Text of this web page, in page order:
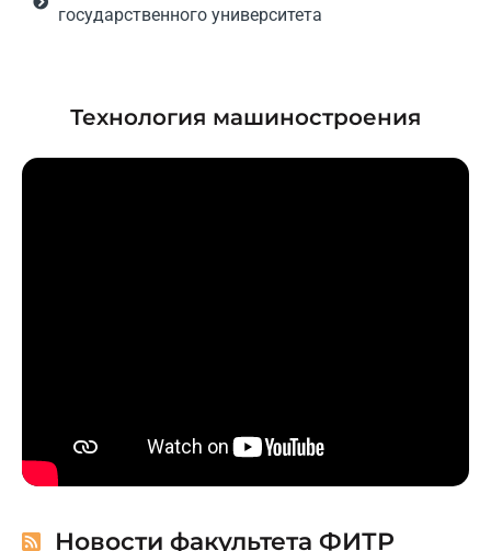
государственного университета
Технология машиностроения
Новости факультета ФИТР